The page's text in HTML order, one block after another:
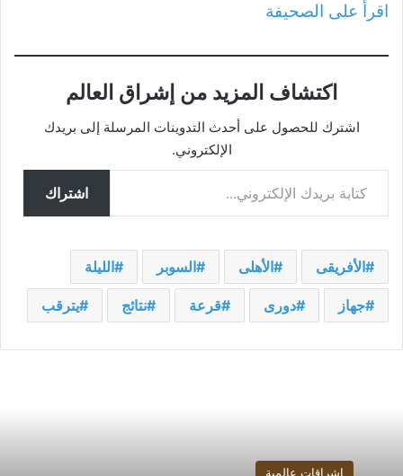
اقرأ على الصحيفة
اكتشاف المزيد من إشراق العالم
اشترك للحصول على أحدث التدوينات المرسلة إلى بريدك
الإلكتروني.
كتابة بريدك الإلكتروني...
اشتراك
الأفريقى الأهلى السوبر الليلة
جهاز دورى قرعة نتائج يترقب
إشراقات عالمية